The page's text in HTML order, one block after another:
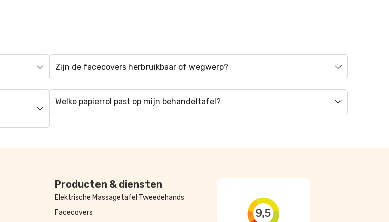
Zijn de facecovers herbruikbaar of wegwerp?
Welke papierrol past op mijn behandeltafel?
Producten & diensten
Elektrische Massagetafel Tweedehands
Facecovers